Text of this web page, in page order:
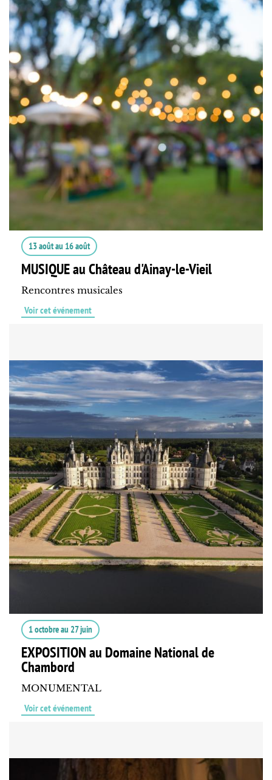
13 aoûtau 16 août
MUSIQUE au Château d'Ainay-le-Vieil
Rencontres musicales
Voir cet événement
1 octobreau 27 juin
EXPOSITION au Domaine National de
Chambord
MONUMENTAL
Voir cet événement